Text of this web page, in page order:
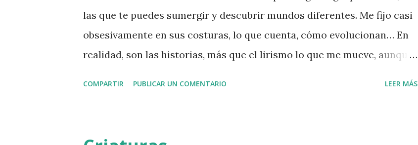
sin ti ” y enseguida me pareció que funcionaba mejor. La segunda
persona crea un vínculo más fuerte y le otorga más fuerza. Parece que
el narrador se d...
las que te puedes sumergir y descubrir mundos diferentes. Me fijo casi
obsesivamente en sus costuras, lo que cuenta, cómo evolucionan… En
realidad, son las historias, más que el lirismo lo que me mueve, aunque
COMPARTIR PUBLICAR UN COMENTARIO LEER MÁS